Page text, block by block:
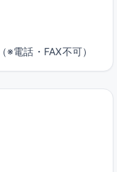
電話・FAX不可）